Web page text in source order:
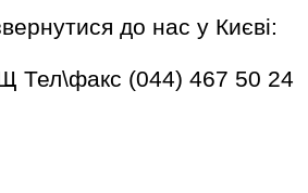
до нас у Києві:
Тел\факс (044) 467 50 24